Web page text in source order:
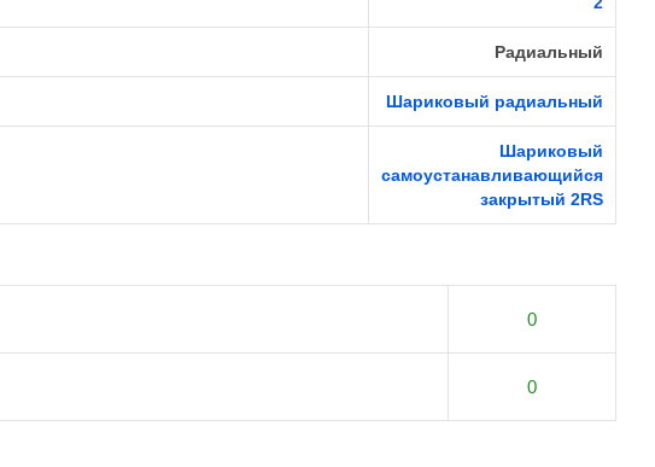
Радиальный
Шариковый радиальный
Шариковый
самоустанавливающийся
закрытый 2RS
0
0